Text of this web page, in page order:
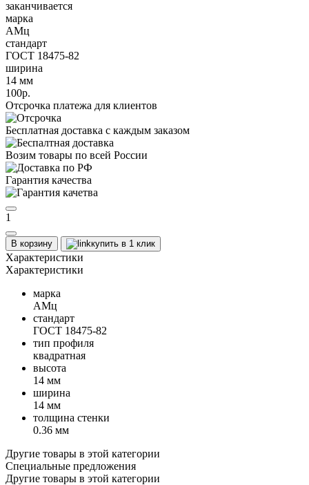
заканчивается
марка
АМц
стандарт
ГОСТ 18475-82
ширина
14 мм
100р.
Отсрочка платежа для клиентов
Бесплатная доставка с каждым заказом
Возим товары по всей России
Гарантия качества
1
В корзину купить в 1 клик
Характеристики
Характеристики
марка
АМц
стандарт
ГОСТ 18475-82
тип профиля
квадратная
высота
14 мм
ширина
14 мм
толщина стенки
0.36 мм
Другие товары в этой категории
Специальные предложения
Другие товары в этой категории